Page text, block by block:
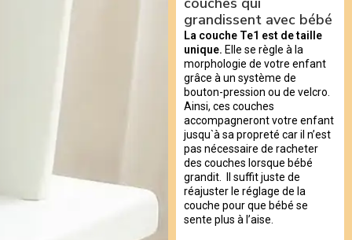
grandissent avec bébé
La couche Te1 est de taille
unique. Elle se règle à la
morphologie de votre enfant
grâce à un système de
bouton-pression ou de velcro.
Ainsi, ces couches
accompagneront votre enfant
jusqu`à sa propreté car il n’est
pas nécessaire de racheter
des couches lorsque bébé
grandit. Il suffit juste de
réajuster le réglage de la
couche pour que bébé se
sente plus à l’aise.